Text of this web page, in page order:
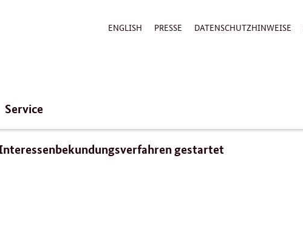
ENGLISH PRESSE DATENSCHUTZHINWEISE
Service
gestartet